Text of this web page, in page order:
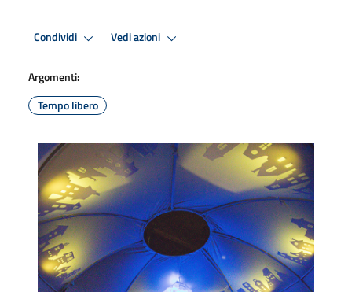
Condividi Vedi azioni
Argomenti:
Tempo libero